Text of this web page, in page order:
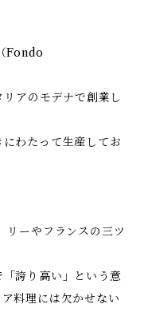
Fondo
アのモデナで創業し
わたって生産してお
リーやフランスの三ツ
誇り高い」という意
料理には欠かせない